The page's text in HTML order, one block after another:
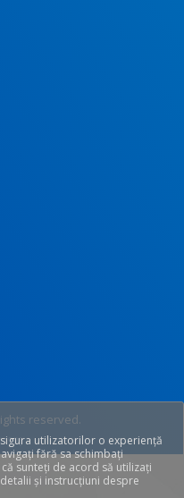
reserved.
92]
utilizatorilor o experiență
fără sa schimbați
sunteți de acord să utilizați
și instrucțiuni despre